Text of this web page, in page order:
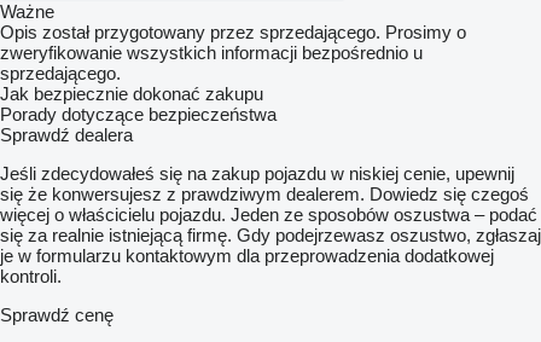
Ważne
Opis został przygotowany przez sprzedającego. Prosimy o
zweryfikowanie wszystkich informacji bezpośrednio u
sprzedającego.
Jak bezpiecznie dokonać zakupu
Porady dotyczące bezpieczeństwa
Sprawdź dealera
Jeśli zdecydowałeś się na zakup pojazdu w niskiej cenie, upewnij
się że konwersujesz z prawdziwym dealerem. Dowiedz się czegoś
więcej o właścicielu pojazdu. Jeden ze sposobów oszustwa – podać
się za realnie istniejącą firmę. Gdy podejrzewasz oszustwo, zgłaszaj
je w formularzu kontaktowym dla przeprowadzenia dodatkowej
kontroli.
Sprawdź cenę